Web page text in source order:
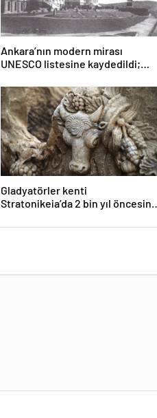
Ankara’nın modern mirası
UNESCO listesine kaydedildi;
80 oldu
Gladyatörler kenti
Stratonikeia’da 2 bin yıl öncesine